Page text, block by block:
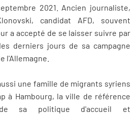
2021. Ancien journaliste,
candidat AFD, souvent
a accepté de se laisser suivre par
derniers jours de sa campagne
l'Allemagne.
une famille de migrants syriens
à Hambourg, la ville de référence
sa politique d'accueil et